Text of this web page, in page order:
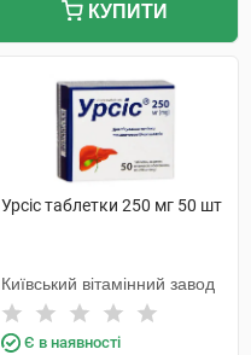
КУПИТИ
Урсіс таблетки 250 мг 50 шт
Київський вітамінний завод
Є в наявності